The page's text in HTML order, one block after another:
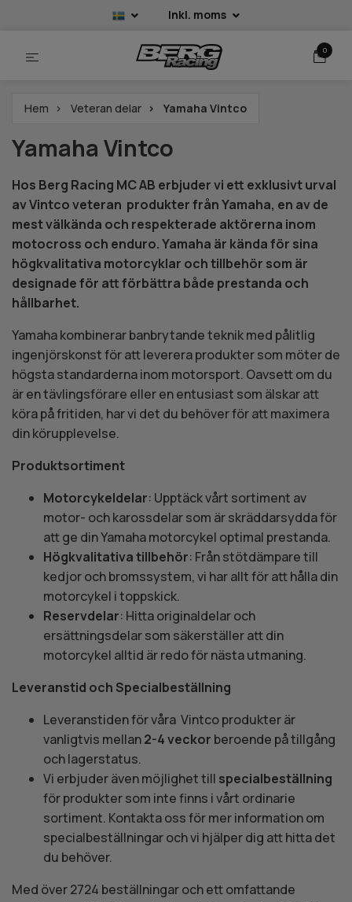
Inkl. moms
0
Hem Veteran delar Yamaha Vintco
Yamaha Vintco
Hos Berg Racing MC AB erbjuder vi ett exklusivt urval
av Vintco veteran produkter från Yamaha, en av de
mest välkända och respekterade aktörerna inom
motocross och enduro. Yamaha är kända för sina
högkvalitativa motorcyklar och tillbehör som är
designade för att förbättra både prestanda och
hållbarhet.
Yamaha kombinerar banbrytande teknik med pålitlig
ingenjörskonst för att leverera produkter som möter de
högsta standarderna inom motorsport. Oavsett om du
är en tävlingsförare eller en entusiast som älskar att
köra på fritiden, har vi det du behöver för att maximera
din körupplevelse.
Produktsortiment
Motorcykeldelar: Upptäck vårt sortiment av
motor- och karossdelar som är skräddarsydda för
att ge din Yamaha motorcykel optimal prestanda.
Högkvalitativa tillbehör: Från stötdämpare till
kedjor och bromssystem, vi har allt för att hålla din
motorcykel i toppskick.
Reservdelar: Hitta originaldelar och
ersättningsdelar som säkerställer att din
motorcykel alltid är redo för nästa utmaning.
Leveranstid och Specialbeställning
Leveranstiden för våra Vintco produkter är
vanligtvis mellan2-4 veckor beroende på tillgång
och lagerstatus.
Vi erbjuder även möjlighet till specialbeställning
för produkter som inte finns i vårt ordinarie
sortiment. Kontakta oss för mer information om
specialbeställningar och vi hjälper dig att hitta det
du behöver.
Med över 2724 beställningar och ett omfattande